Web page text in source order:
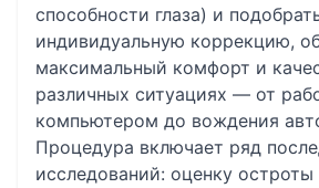
способности глаза) и
индивидуальную коррекцию,
максимальный комфорт и
различных ситуациях — от
компьютером до вождения
Процедура включает ряд
исследований: оценку остроты